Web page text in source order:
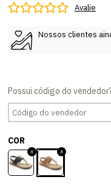
Avalie
Nossos clientes
COR